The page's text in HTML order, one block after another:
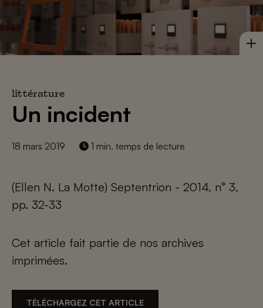
littérature
Un incident
18 mars 2019 1 min. temps de lecture
(Ellen N. La Motte) Septentrion - 2014, n° 3,
pp. 32-33
Cet article fait partie de nos archives
imprimées.
TÉLÉCHARGEZ CET ARTICLE